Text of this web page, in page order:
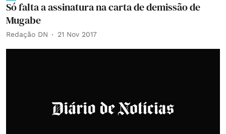
Só falta a assinatura na carta de demissão de
Mugabe
Redação DN 21 Nov 2017